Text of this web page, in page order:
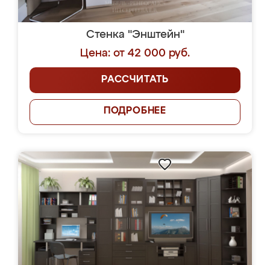
Стенка "Энштейн"
Цена: от 42 000 руб.
РАССЧИТАТЬ
ПОДРОБНЕЕ